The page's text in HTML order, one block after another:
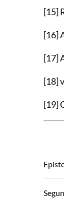
[15]
[16]
[17]
[18]
[19]